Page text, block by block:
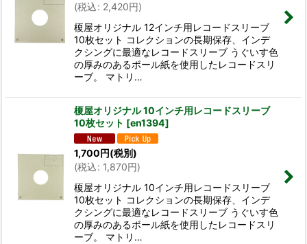
(税込: 2,420円)
榎屋オリジナル 12インチ用レコードスリーブ
10枚セット コレクションの長期保存、インデ
クシングに最適なレコードスリーブ うぐいす色
の厚みのあるボール紙を使用したレコードスリ
ーブ。 マトリ…
榎屋オリジナル 10インチ用レコードスリーブ
10枚セット [en1394]
1,700円(税別)
(税込: 1,870円)
榎屋オリジナル 10インチ用レコードスリーブ
10枚セット コレクションの長期保存、インデ
クシングに最適なレコードスリーブ うぐいす色
の厚みのあるボール紙を使用したレコードスリ
ーブ。 マトリ…